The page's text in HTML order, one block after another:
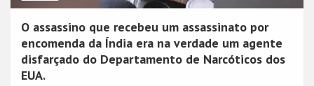
O assassino que recebeu um assassinato por
encomenda da Índia era na verdade um agente
disfarçado do Departamento de Narcóticos dos
EUA.